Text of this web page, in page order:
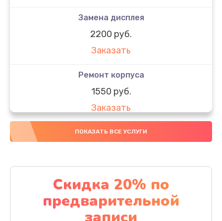
Замена дисплея
2200 руб.
Заказать
Ремонт корпуса
1550 руб.
Заказать
Настройка
Заказать
Ремонт кнопки
1200 руб.
ПОКАЗАТЬ ВСЕ УСЛУГИ
Скидка 20% по
предварительной